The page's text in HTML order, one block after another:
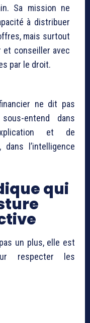
Sa mission ne
à distribuer
mais surtout
et conseiller avec
par le droit.
ne dit pas
entend dans
et de
l’intelligence
qui
un plus, elle est
respecter les